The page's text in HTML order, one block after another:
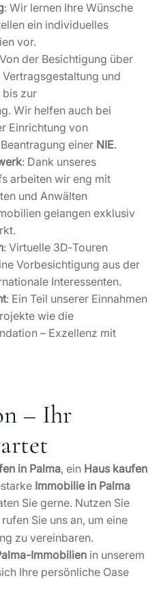
: Wir lernen Ihre Wünsche
ein individuelles
vor.
der Besichtigung über
und
bis zur
Wir helfen auch bei
Einrichtung von
einer NIE.
: Dank unseres
arbeiten wir eng mit
und Anwälten
gelangen exklusiv
: Virtuelle 3D‑Touren
Vorbesichtigung aus der
Interessenten.
: Ein Teil unserer Einnahmen
wie die
– Exzellenz mit
– Ihr
in Palma, ein Haus kaufen
Immobilie in Palma
Sie gerne. Nutzen Sie
Sie uns an, um eine
zu vereinbaren.
Immobilien in unserem
Ihre persönliche Oase